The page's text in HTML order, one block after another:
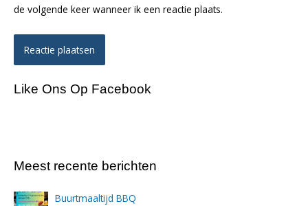
de volgende keer wanneer ik een reactie plaats.
Like Ons Op Facebook
Meest recente berichten
Buurtmaaltijd BBQ